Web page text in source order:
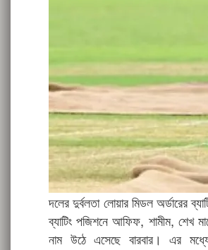
দলের দুর্বলতা লোয়ার মিডল অর্ডারের
ব্যাটিং পজিশনে আফিফ, শামীম, শেখ
নাম উঠে এসেছে বারবার। এর